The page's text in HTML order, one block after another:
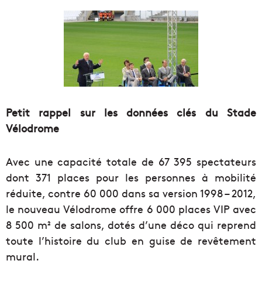
Petit rappel sur les données clés du Stade
Vélodrome
Avec une capacité totale de 67 395 spectateurs
dont 371 places pour les personnes à mobilité
réduite, contre 60 000 dans sa version 1998 – 2012,
le nouveau Vélodrome offre 6 000 places VIP avec
8 500 m² de salons, dotés d’une déco qui reprend
toute l’histoire du club en guise de revêtement
mural.